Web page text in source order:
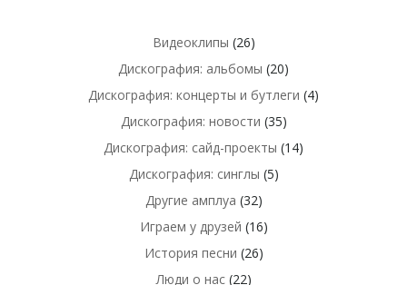
Видеоклипы (26)
Дискография: альбомы (20)
Дискография: концерты и бутлеги (4)
Дискография: новости (35)
Дискография: сайд-проекты (14)
Дискография: синглы (5)
Другие амплуа (32)
Играем у друзей (16)
История песни (26)
Люди о нас(22)